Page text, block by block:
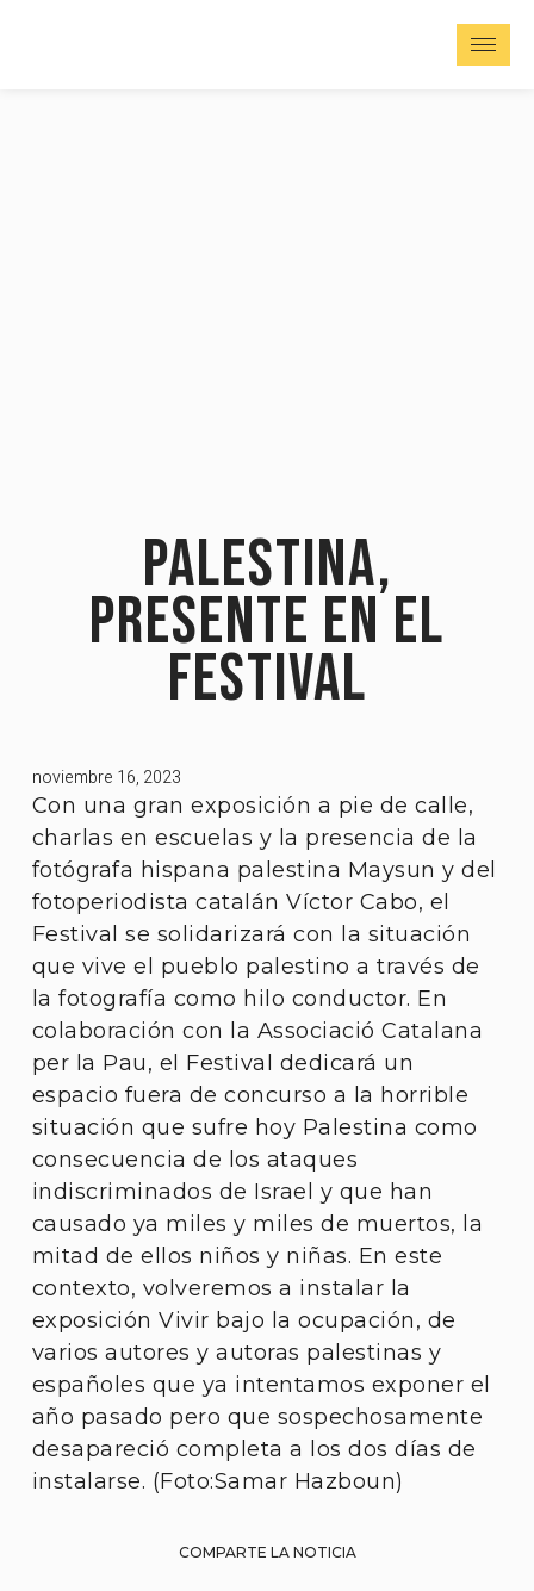
Palestina,
presente en el
festival
noviembre 16, 2023
Con una gran exposición a pie de calle,
charlas en escuelas y la presencia de la
fotógrafa hispana palestina Maysun y del
fotoperiodista catalán Víctor Cabo, el
Festival se solidarizará con la situación
que vive el pueblo palestino a través de
la fotografía como hilo conductor. En
colaboración con la Associació Catalana
per la Pau, el Festival dedicará un
espacio fuera de concurso a la horrible
situación que sufre hoy Palestina como
consecuencia de los ataques
indiscriminados de Israel y que han
causado ya miles y miles de muertos, la
mitad de ellos niños y niñas. En este
contexto, volveremos a instalar la
exposición Vivir bajo la ocupación, de
varios autores y autoras palestinas y
españoles que ya intentamos exponer el
año pasado pero que sospechosamente
desapareció completa a los dos días de
instalarse. (Foto:Samar Hazboun)
COMPARTE LA NOTICIA